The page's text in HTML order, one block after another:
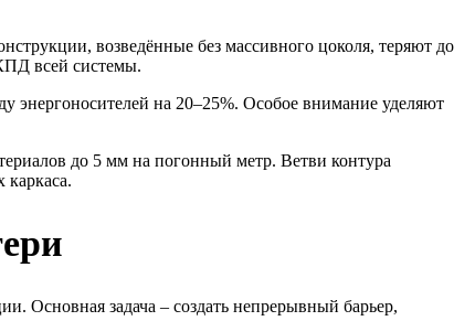
возведённые без массивного цоколя, теряют до
всей системы.
энергоносителей на 20–25%. Особое внимание уделяют
до 5 мм на погонный метр. Ветви контура
Основная задача – создать непрерывный барьер,